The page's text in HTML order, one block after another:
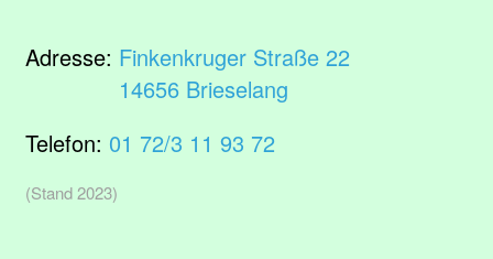
Adresse: Finkenkruger Straße 22
14656 Brieselang
Telefon: 01 72/3 11 93 72
(Stand 2023)